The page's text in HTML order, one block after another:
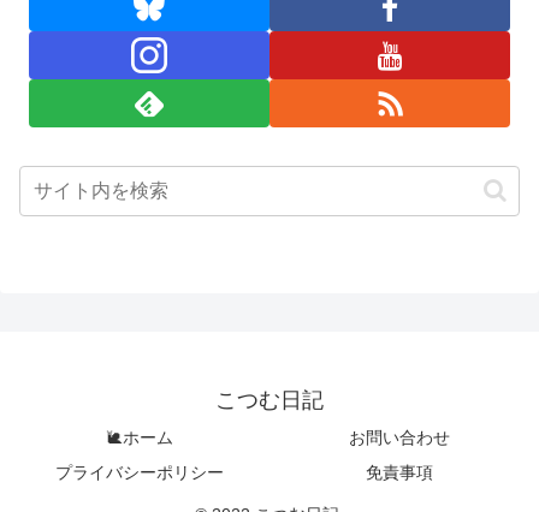
こつむ日記
🐌ホーム
お問い合わせ
プライバシーポリシー
免責事項